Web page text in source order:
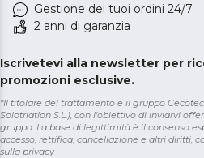
Gestione dei tuoi ordini 24/7
2 anni di garanzia
Iscrivetevi alla newsletter per
promozioni esclusive.
*Il titolare del trattamento è il gruppo Cecotec
Solotriatlon S.L.), con l'obiettivo di inviarvi
gruppo. La base di legittimità è il consenso
accesso, rettifica, cancellazione e altri diritti,
sulla privacy